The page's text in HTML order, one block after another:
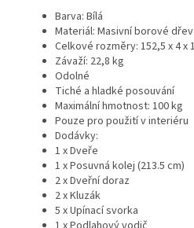
Barva: Bílá
Materiál: Masivní borové
Celkové rozměry: 152,5 x 4 x
Závaží: 22,8 kg
Odolné
Tiché a hladké posouvání
Maximální hmotnost: 100 kg
Pouze pro použití v interiéru
Dodávky:
1 x Dveře
1 x Posuvná kolej (213.5 cm)
2 x Dveřní doraz
2 x Kluzák
5 x Upínací svorka